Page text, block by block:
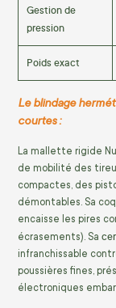
Gestion de
pression
Poids exact
Le blindage
courtes :
La mallette rigide
de mobilité des
compactes, des
démontables. Sa
encaisse les pires
écrasements). Sa
infranchissable
poussières fines,
électroniques